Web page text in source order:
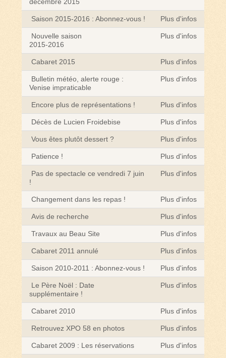
Saison 2015-2016 : Abonnez-vous ! Plus d'infos
Nouvelle saison
2015-2016
Plus d'infos
Cabaret 2015 Plus d'infos
Bulletin météo, alerte rouge :
Venise impraticable
Plus d'infos
Encore plus de représentations ! Plus d'infos
Décès de Lucien Froidebise Plus d'infos
Vous êtes plutôt dessert ? Plus d'infos
Patience ! Plus d'infos
Pas de spectacle ce vendredi 7 juin
!
Plus d'infos
Changement dans les repas ! Plus d'infos
Avis de recherche Plus d'infos
Travaux au Beau Site Plus d'infos
Cabaret 2011 annulé Plus d'infos
Saison 2010-2011 : Abonnez-vous ! Plus d'infos
Le Père Noël : Date
supplémentaire !
Plus d'infos
Cabaret 2010 Plus d'infos
Retrouvez XPO 58 en photos Plus d'infos
Cabaret 2009 : Les réservations Plus d'infos